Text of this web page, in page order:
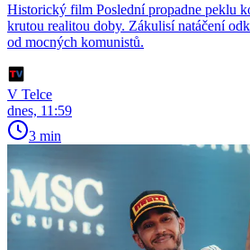
Historický film Poslední propadne peklu
krutou realitou doby. Zákulisí natáčení
od mocných komunistů.
V Telce
dnes, 11:59
3 min